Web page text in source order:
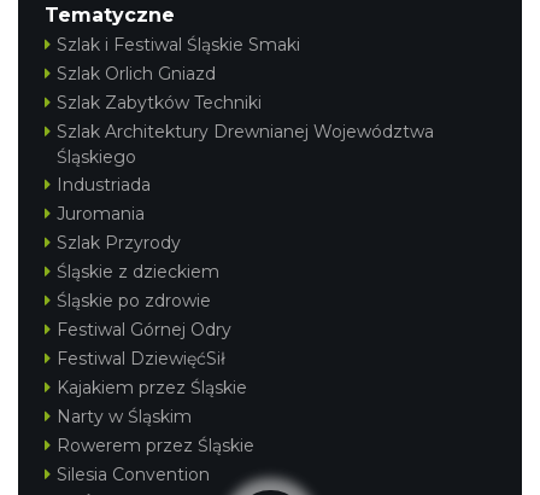
Tematyczne
Szlak i Festiwal Śląskie Smaki
Szlak Orlich Gniazd
Szlak Zabytków Techniki
Szlak Architektury Drewnianej Województwa
Śląskiego
Industriada
Juromania
Szlak Przyrody
Śląskie z dzieckiem
Śląskie po zdrowie
Festiwal Górnej Odry
Festiwal DziewięćSił
Kajakiem przez Śląskie
Narty w Śląskim
Rowerem przez Śląskie
Silesia Convention